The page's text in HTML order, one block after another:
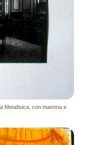
Metafisica, con mamma e